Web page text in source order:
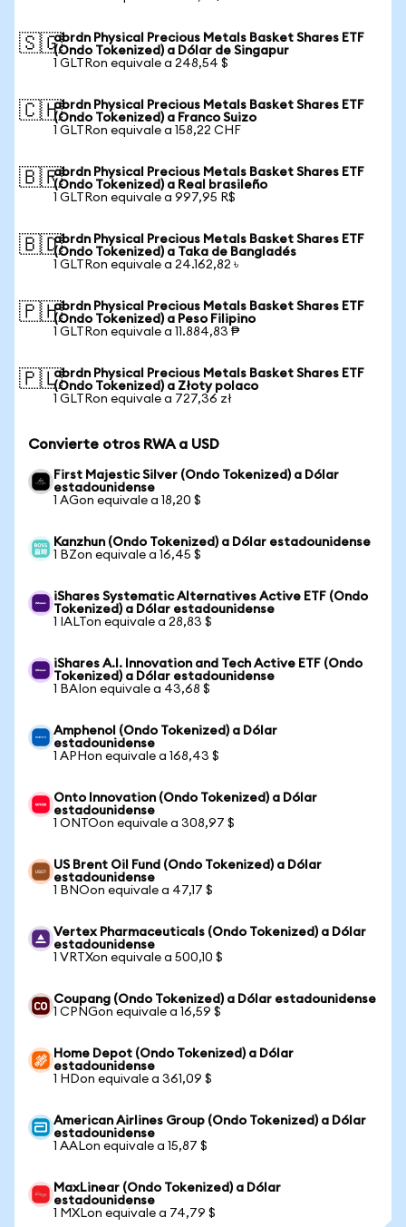
🇸🇬abrdn Physical Precious Metals Basket Shares ETF
(Ondo Tokenized) a Dólar de Singapur
1 GLTRon equivale a 248,54 $
🇨🇭abrdn Physical Precious Metals Basket Shares ETF
(Ondo Tokenized) a Franco Suizo
1 GLTRon equivale a 158,22 CHF
🇧🇷abrdn Physical Precious Metals Basket Shares ETF
(Ondo Tokenized) a Real brasileño
1 GLTRon equivale a 997,95 R$
🇧🇩abrdn Physical Precious Metals Basket Shares ETF
(Ondo Tokenized) a Taka de Bangladés
1 GLTRon equivale a 24.162,82 ৳
🇵🇭abrdn Physical Precious Metals Basket Shares ETF
(Ondo Tokenized) a Peso Filipino
1 GLTRon equivale a 11.884,83 ₱
🇵🇱abrdn Physical Precious Metals Basket Shares ETF
(Ondo Tokenized) a Złoty polaco
1 GLTRon equivale a 727,36 zł
Convierte otros RWA a USD
First Majestic Silver (Ondo Tokenized) a Dólar
estadounidense
1 AGon equivale a 18,20 $
Kanzhun (Ondo Tokenized) a Dólar estadounidense
1 BZon equivale a 16,45 $
iShares Systematic Alternatives Active ETF (Ondo
Tokenized) a Dólar estadounidense
1 IALTon equivale a 28,83 $
iShares A.I. Innovation and Tech Active ETF (Ondo
Tokenized) a Dólar estadounidense
1 BAIon equivale a 43,68 $
Amphenol (Ondo Tokenized) a Dólar
estadounidense
1 APHon equivale a 168,43 $
Onto Innovation (Ondo Tokenized) a Dólar
estadounidense
1 ONTOon equivale a 308,97 $
US Brent Oil Fund (Ondo Tokenized) a Dólar
estadounidense
1 BNOon equivale a 47,17 $
Vertex Pharmaceuticals (Ondo Tokenized) a Dólar
estadounidense
1 VRTXon equivale a 500,10 $
Coupang (Ondo Tokenized) a Dólar estadounidense
1 CPNGon equivale a 16,59 $
Home Depot (Ondo Tokenized) a Dólar
estadounidense
1 HDon equivale a 361,09 $
American Airlines Group (Ondo Tokenized) a Dólar
estadounidense
1 AALon equivale a 15,87 $
MaxLinear (Ondo Tokenized) a Dólar
estadounidense
1 MXLon equivale a 74,79 $